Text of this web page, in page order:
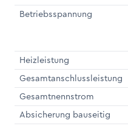
Betriebsspannung
Heizleistung
Gesamtanschlussleistung
Gesamtnennstrom
Absicherung bauseitig